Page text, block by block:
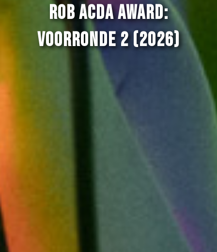
Rob Acda Award:
Voorronde 2 (2026)